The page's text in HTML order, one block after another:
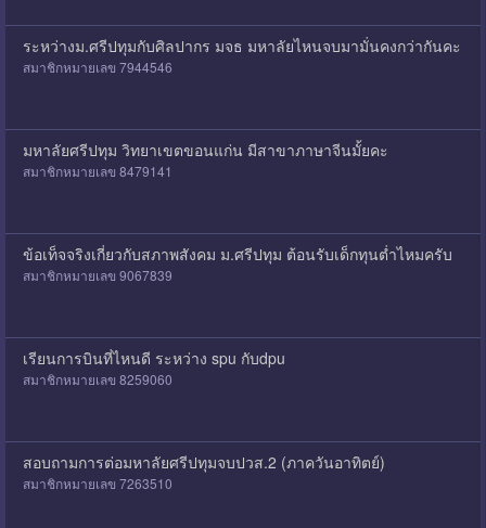
ระหว่างม.ศรีปทุมกับศิลปากร มจธ มหาลัยไหนจบมามั่นคงกว่ากันคะ
สมาชิกหมายเลข 7944546
มหาลัยศรีปทุม วิทยาเขตขอนแก่น มีสาขาภาษาจีนมั้ยคะ
สมาชิกหมายเลข 8479141
ข้อเท็จจริงเกี่ยวกับสภาพสังคม ม.ศรีปทุม ต้อนรับเด็กทุนตํ่าไหมครับ
สมาชิกหมายเลข 9067839
เรียนการบินที่ไหนดี ระหว่าง spu กับdpu
สมาชิกหมายเลข 8259060
สอบถามการต่อมหาลัยศรีปทุมจบปวส.2 (ภาควันอาทิตย์)
สมาชิกหมายเลข 7263510